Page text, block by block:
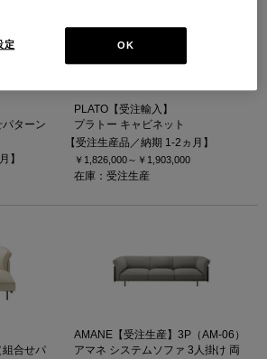
ターン
】
PLATO【受注輸入】
プラトー キャビネット
【受注生産品／納期 1-2ヵ月】
￥1,826,000～ ￥1,903,000
在庫：受注生産
組合せパ
AMANE【受注生産】3P（AM-06）
アマネ システムソファ 3人掛け 両
OK
定